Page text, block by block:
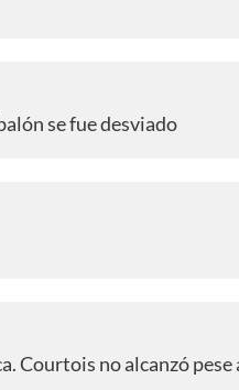
se fue desviado
Courtois no alcanzó pese